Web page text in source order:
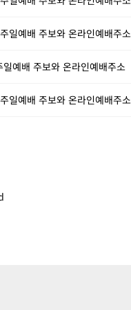
일예배 주보와 온라인예배주소
예배 주보와 온라인예배주소
일예배 주보와 온라인예배주소